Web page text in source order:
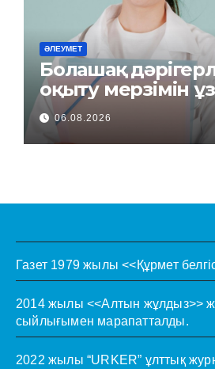
ӘЛЕУМЕТ
Болашақ
оқыту мерзімін
керек пе?
06.08.2026
Газет 1979 жылы <<Құрмет
2014 жылы <<Алтын жұлдыз>>
сыйлығымен марапатталды.
2022 жылы “URKER” ұлттық